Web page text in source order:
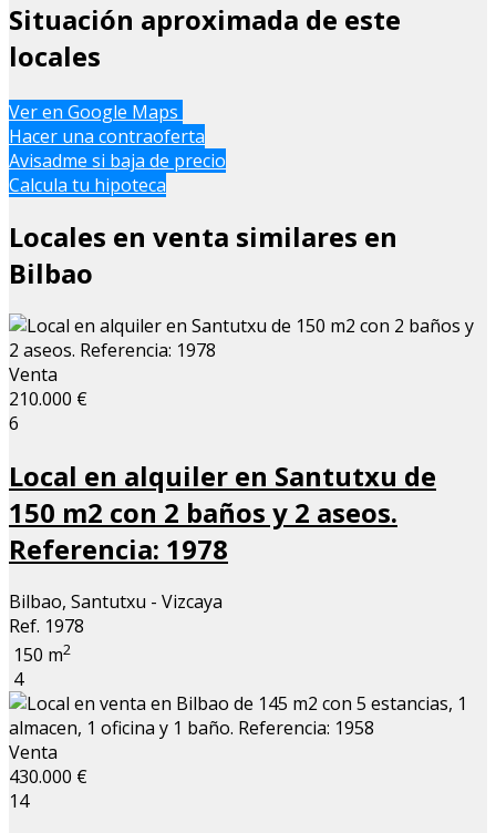
Situación aproximada de este
locales
+
−
Ver en Google Maps
Hacer una contraoferta
Avisadme si baja de precio
Calcula tu hipoteca
Locales en venta similares en
Bilbao
Venta
210.000 €
6
Local en alquiler en Santutxu de
150 m2 con 2 baños y 2 aseos.
Referencia: 1978
Bilbao, Santutxu - Vizcaya
Ref. 1978
150 m2
4
Venta
430.000 €
14